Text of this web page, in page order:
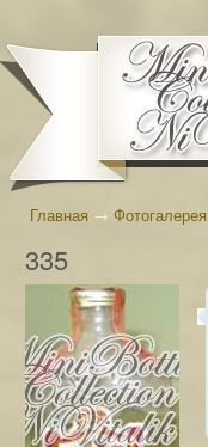
Главная → Фотогалерея
335